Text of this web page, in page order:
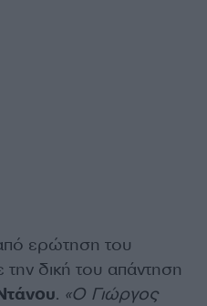
ερώτηση του
δική του απάντηση
. «Ο Γιώργος